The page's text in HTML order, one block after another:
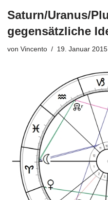
Saturn/Uranus/
gegensätzliche
von Vincento 19. Januar 2015